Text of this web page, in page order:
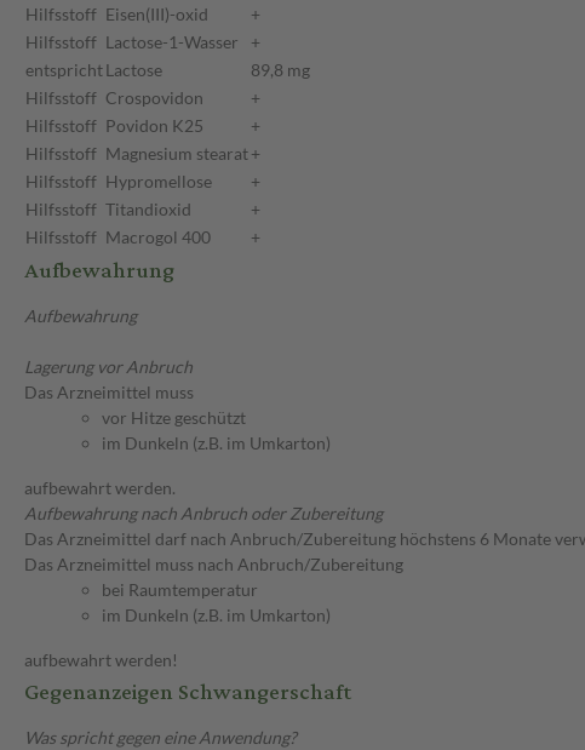
Hilfsstoff Eisen(III)-oxid
+
Hilfsstoff Lactose-1-Wasser
+
entsprichtLactose
89,8 mg
Hilfsstoff Crospovidon
+
Hilfsstoff Povidon K25
+
Hilfsstoff Magnesium stearat+
Hilfsstoff Hypromellose
+
Hilfsstoff Titandioxid
+
Hilfsstoff Macrogol 400 +
Aufbewahrung
Aufbewahrung
Lagerung vor Anbruch
Das Arzneimittel muss
vor Hitze geschützt
im Dunkeln (z.B. im Umkarton)
aufbewahrt werden.
Aufbewahrung nach Anbruch oder Zubereitung
Das Arzneimittel darf nach Anbruch/Zubereitung höchstens 6 Monate
Das Arzneimittel muss nach Anbruch/Zubereitung
bei Raumtemperatur
im Dunkeln (z.B. im Umkarton)
aufbewahrt werden!
Gegenanzeigen Schwangerschaft
Was spricht gegen eine Anwendung?